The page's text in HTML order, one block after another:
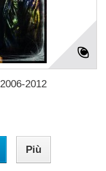
2012
Più